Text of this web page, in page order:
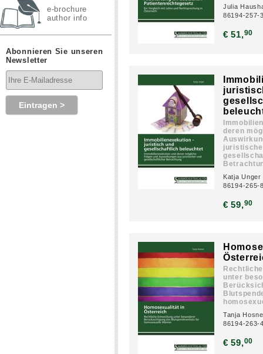
e-brochure
author info
Abonnieren Sie unseren
Newsletter
Julia
86194-257-
€ 51,90
deren
Katja
86194-265-
€ 59,90
unter
Tanja
86194-263-
€ 59,00